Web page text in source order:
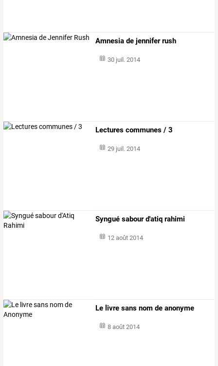
Amnesia de jennifer rush
30 juil. 2014
Lectures communes / 3
29 juil. 2014
Syngué sabour d'atiq rahimi
12 août 2014
Le livre sans nom de anonyme
8 août 2014